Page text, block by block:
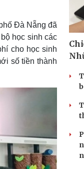
Đà Nẵng đã
học sinh các
cho học sinh
số tiền thành